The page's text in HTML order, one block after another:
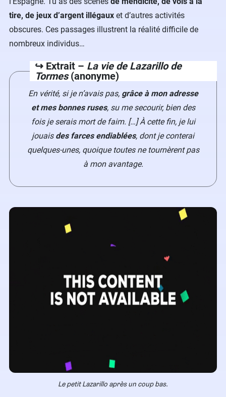
tire, de jeux d’argent illégaux et d’autres activités
obscures. Ces passages illustrent la réalité difficile de
nombreux individus…
↪️ Extrait – La vie de Lazarillo de
Tormes(anonyme)
En vérité, si je n’avais pas,grâce à mon adresse
et mes bonnes ruses, su me secourir, bien des
fois je serais mort de faim. […] À cette fin, je lui
jouais des farces endiablées, dont je conterai
quelques-unes, quoique toutes ne tournèrent pas
à mon avantage.
Le petit Lazarillo après un coup bas.